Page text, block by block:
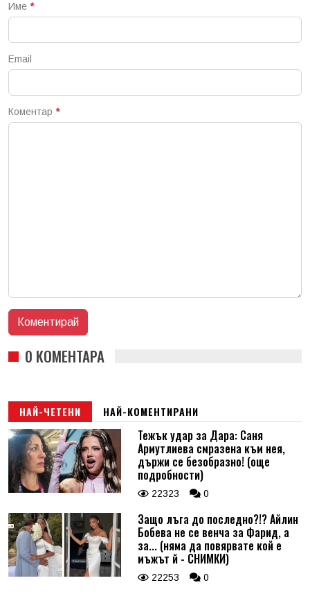
Име *
Email
Коментар *
0 КОМЕНТАРА
НАЙ-ЧЕТЕНИ НАЙ-КОМЕНТИРАНИ
Тежък удар за Дара: Саня
Армутлиева смразена към нея,
държи се безобразно! (още
подробности)
22323 0
Защо лъга до последно?!? Айлин
Бобева не се венча за Фарид, а
за... (няма да повярвате кой е
мъжът й - СНИМКИ)
22253 0